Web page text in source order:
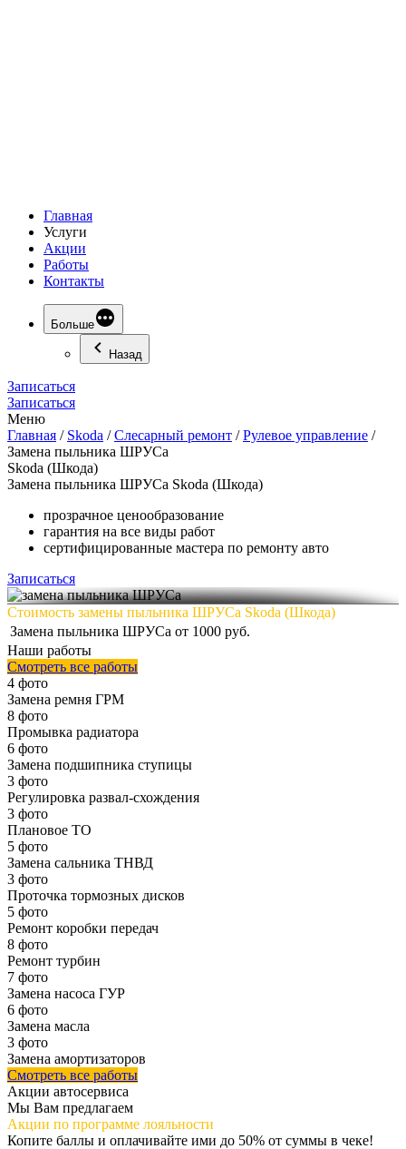
Главная
Услуги
Акции
Работы
Контакты
Больше
Назад
Записаться
Записаться
Меню
Главная / Skoda /Слесарный ремонт /Рулевое управление /
Замена пыльника ШРУСа
Skoda (Шкода)
Замена пыльника ШРУСа Skoda (Шкода)
прозрачное ценообразование
гарантия на все виды работ
сертифицированные мастера по ремонту авто
Записаться
Стоимость замены пыльника ШРУСа Skoda (Шкода)
Замена пыльника ШРУСа от 1000 руб.
Наши работы
Смотреть все работы
4 фото
Замена ремня ГРМ
8 фото
Промывка радиатора
6 фото
Замена подшипника ступицы
3 фото
Регулировка развал-схождения
3 фото
Плановое ТО
5 фото
Замена сальника ТНВД
3 фото
Проточка тормозных дисков
5 фото
Ремонт коробки передач
8 фото
Ремонт турбин
7 фото
Замена насоса ГУР
6 фото
Замена масла
3 фото
Замена амортизаторов
Смотреть все работы
Акции автосервиса
Мы Вам предлагаем
Акции по программе лояльности
Копите баллы и оплачивайте ими до 50% от суммы в чеке!